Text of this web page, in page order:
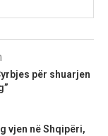
për shuarjen
vjen në Shqipëri,